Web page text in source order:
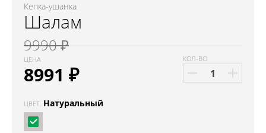
Кепка-ушанка
Шалам
9990 ₽
ЦЕНА
8991 ₽
КОЛ-ВО
ЦВЕТ: Натуральный